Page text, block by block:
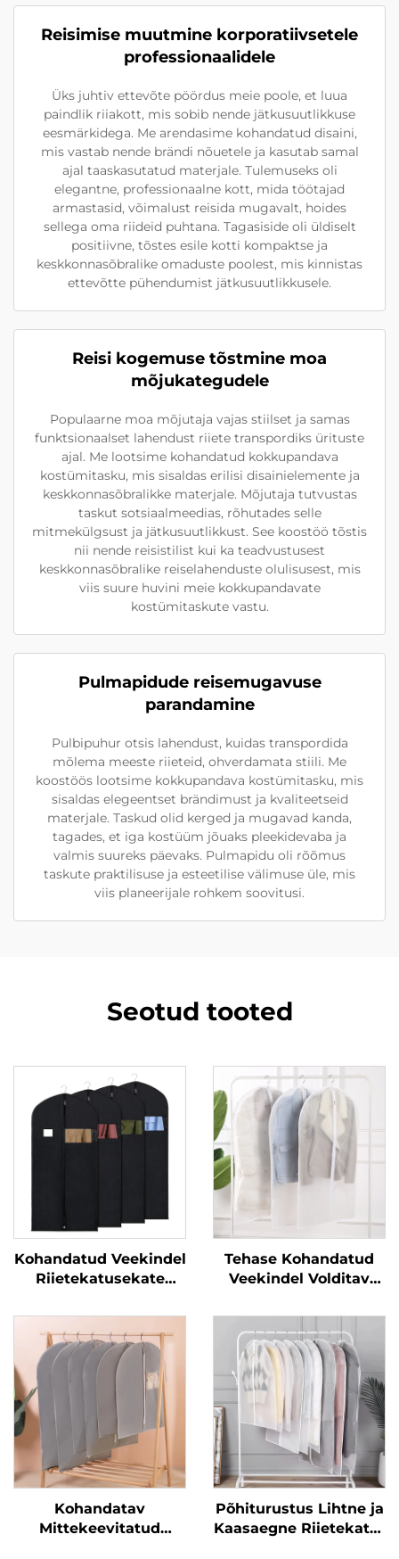
Reisimise muutmine korporatiivsetele
professionaalidele
Üks juhtiv ettevõte pöördus meie poole, et luua
paindlik riiakott, mis sobib nende jätkusuutlikkuse
eesmärkidega. Me arendasime kohandatud disaini,
mis vastab nende brändi nõuetele ja kasutab samal
ajal taaskasutatud materjale. Tulemuseks oli
elegantne, professionaalne kott, mida töötajad
armastasid, võimalust reisida mugavalt, hoides
sellega oma riideid puhtana. Tagasiside oli üldiselt
positiivne, tõstes esile kotti kompaktse ja
keskkonnasõbralike omaduste poolest, mis kinnistas
ettevõtte pühendumist jätkusuutlikkusele.
Reisi kogemuse tõstmine moa
mõjukategudele
Populaarne moa mõjutaja vajas stiilset ja samas
funktsionaalset lahendust riiete transpordiks ürituste
ajal. Me lootsime kohandatud kokkupandava
kostümitasku, mis sisaldas erilisi disainielemente ja
keskkonnasõbralikke materjale. Mõjutaja tutvustas
taskut sotsiaalmeedias, rõhutades selle
mitmekülgsust ja jätkusuutlikkust. See koostöö tõstis
nii nende reisistilist kui ka teadvustusest
keskkonnasõbralike reiselahenduste olulisusest, mis
viis suure huvini meie kokkupandavate
kostümitaskute vastu.
Pulmapidude reisemugavuse
parandamine
Pulbipuhur otsis lahendust, kuidas transpordida
mõlema meeste riieteid, ohverdamata stiili. Me
koostöös lootsime kokkupandava kostümitasku, mis
sisaldas elegeentset brändimust ja kvaliteetseid
materjale. Taskud olid kerged ja mugavad kanda,
tagades, et iga kostüüm jõuaks pleekidevaba ja
valmis suureks päevaks. Pulmapidu oli rõõmus
taskute praktilisuse ja esteetilise välimuse üle, mis
viis planeerijale rohkem soovitusi.
Seotud tooted
Kohandatud Veekindel
Riietekatusekate
Kanga Pp
Mittekeevitatud
Kanga Riietekotti
Mantelkotti Jaoks
Tehase Kohandatud
Veekindel Volditav
Riietekattekate
Kohandatav
Mittekeevitatud
Põhiturustus Lihtne ja
Kaasaegne Riietekatte